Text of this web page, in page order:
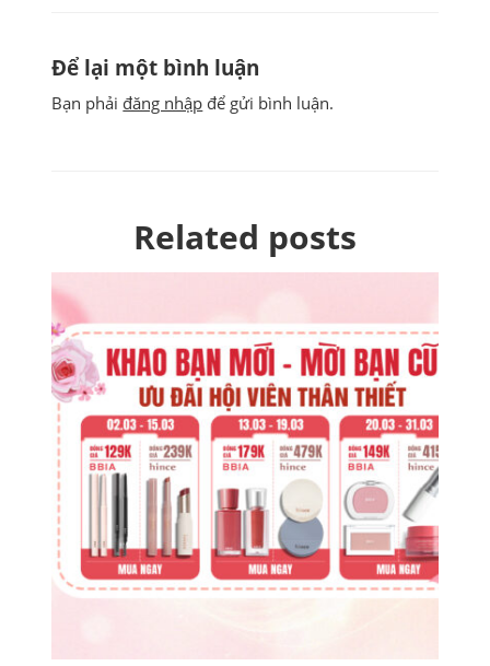
Để lại một bình luận
Bạn phải đăng nhập để gửi bình luận.
Related posts